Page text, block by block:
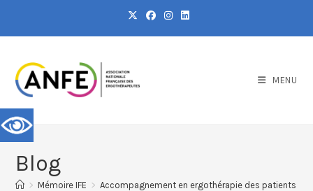
MENU
Blog
> Mémoire IFE > Accompagnement en ergothérapie des patients